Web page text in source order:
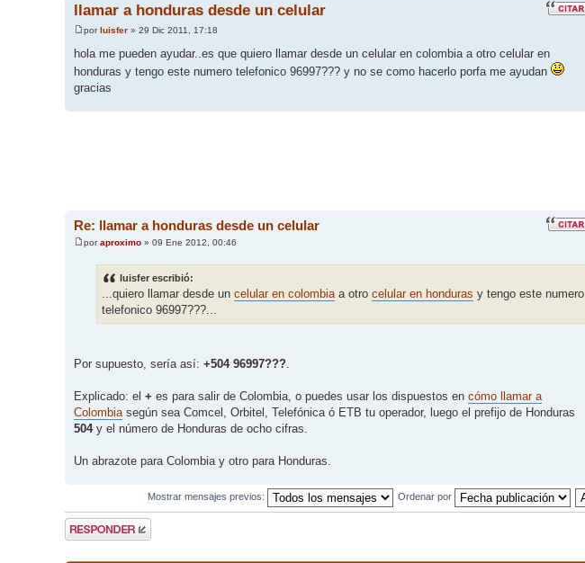
llamar a honduras desde un celular
porluisfer» 29 Dic 2011, 17:18
hola me pueden ayudar..es que quiero llamar desde un celular en colombia a otro celular en
honduras y tengo este numero telefonico 96997??? y no se como hacerlo porfa me ayudan
gracias
Re: llamar a honduras desde un celular
poraproximo» 09 Ene 2012, 00:46
luisfer escribió:
...quiero llamar desde un celular en colombiaa otro celular en honduras y tengo este numero
telefonico 96997???...
Por supuesto, sería así: +504 96997???.
Explicado: el + es para salir de Colombia, o puedes usar los dispuestos en cómo llamar a
Colombiasegún sea Comcel, Orbitel, Telefónica ó ETB tu operador, luego el prefijo de Honduras
504y el número de Honduras de ocho cifras.
Un abrazote para Colombia y otro para Honduras.
Mostrar mensajes previos: Ordenar por
Publicar una
respuesta